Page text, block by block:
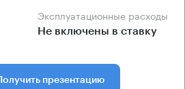
Эксплуатационные расходы
Не включены в ставку
Получить презентацию